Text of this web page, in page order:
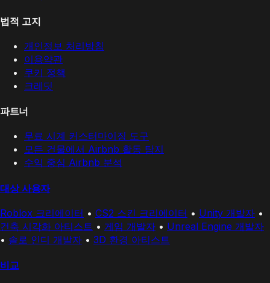
법적 고지
개인정보 처리방침
이용약관
쿠키 정책
크레딧
파트너
무료 시계 커스터마이징 도구
모든 건물에서 Airbnb 활동 탐지
수익 중심 Airbnb 분석
대상 사용자
Roblox 크리에이터 • CS2 스킨 크리에이터 • Unity 개발자 •
건축 시각화 아티스트 • 게임 개발자 • Unreal Engine 개발자
• 솔로 인디 개발자 • 3D 환경 아티스트
비교